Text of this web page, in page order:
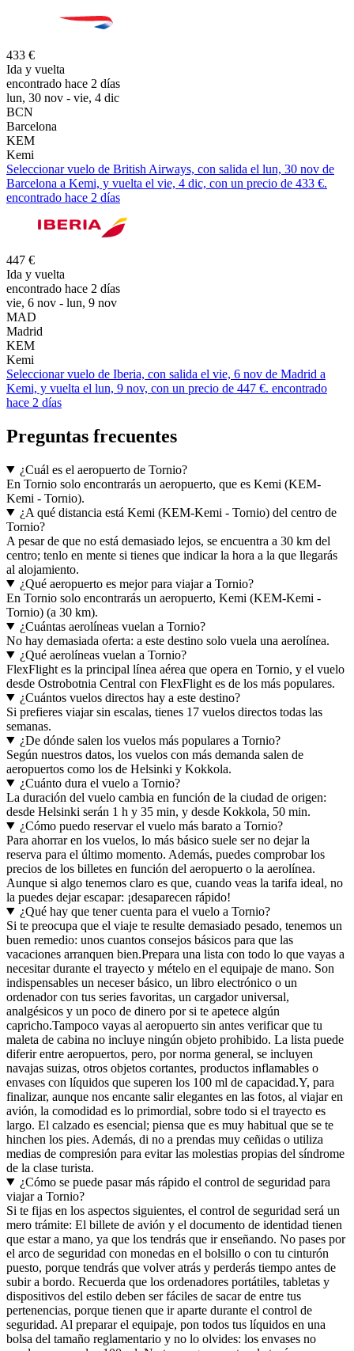
433 €
Ida y vuelta
encontrado hace 2 días
lun, 30 nov - vie, 4 dic
BCN
Barcelona
KEM
Kemi
Seleccionar vuelo de British Airways, con salida el lun, 30 nov de
Barcelona a Kemi, y vuelta el vie, 4 dic, con un precio de 433 €.
encontrado hace 2 días
447 €
Ida y vuelta
encontrado hace 2 días
vie, 6 nov - lun, 9 nov
MAD
Madrid
KEM
Kemi
Seleccionar vuelo de Iberia, con salida el vie, 6 nov de Madrid a
Kemi, y vuelta el lun, 9 nov, con un precio de 447 €. encontrado
hace 2 días
Preguntas frecuentes
¿Cuál es el aeropuerto de Tornio?
En Tornio solo encontrarás un aeropuerto, que es Kemi (KEM-
Kemi - Tornio).
¿A qué distancia está Kemi (KEM-Kemi - Tornio) del centro de
Tornio?
A pesar de que no está demasiado lejos, se encuentra a 30 km del
centro; tenlo en mente si tienes que indicar la hora a la que llegarás
al alojamiento.
¿Qué aeropuerto es mejor para viajar a Tornio?
En Tornio solo encontrarás un aeropuerto, Kemi (KEM-Kemi -
Tornio) (a 30 km).
¿Cuántas aerolíneas vuelan a Tornio?
No hay demasiada oferta: a este destino solo vuela una aerolínea.
¿Qué aerolíneas vuelan a Tornio?
FlexFlight es la principal línea aérea que opera en Tornio, y el vuelo
desde Ostrobotnia Central con FlexFlight es de los más populares.
¿Cuántos vuelos directos hay a este destino?
Si prefieres viajar sin escalas, tienes 17 vuelos directos todas las
semanas.
¿De dónde salen los vuelos más populares a Tornio?
Según nuestros datos, los vuelos con más demanda salen de
aeropuertos como los de Helsinki y Kokkola.
¿Cuánto dura el vuelo a Tornio?
La duración del vuelo cambia en función de la ciudad de origen:
desde Helsinki serán 1 h y 35 min, y desde Kokkola, 50 min.
¿Cómo puedo reservar el vuelo más barato a Tornio?
Para ahorrar en los vuelos, lo más básico suele ser no dejar la
reserva para el último momento. Además, puedes comprobar los
precios de los billetes en función del aeropuerto o la aerolínea.
Aunque si algo tenemos claro es que, cuando veas la tarifa ideal, no
la puedes dejar escapar: ¡desaparecen rápido!
¿Qué hay que tener cuenta para el vuelo a Tornio?
Si te preocupa que el viaje te resulte demasiado pesado, tenemos un
buen remedio: unos cuantos consejos básicos para que las
vacaciones arranquen bien.Prepara una lista con todo lo que vayas a
necesitar durante el trayecto y mételo en el equipaje de mano. Son
indispensables un neceser básico, un libro electrónico o un
ordenador con tus series favoritas, un cargador universal,
analgésicos y un poco de dinero por si te apetece algún
capricho.Tampoco vayas al aeropuerto sin antes verificar que tu
maleta de cabina no incluye ningún objeto prohibido. La lista puede
diferir entre aeropuertos, pero, por norma general, se incluyen
navajas suizas, otros objetos cortantes, productos inflamables o
envases con líquidos que superen los 100 ml de capacidad.Y, para
finalizar, aunque nos encante salir elegantes en las fotos, al viajar en
avión, la comodidad es lo primordial, sobre todo si el trayecto es
largo. El calzado es esencial; piensa que es muy habitual que se te
hinchen los pies. Además, di no a prendas muy ceñidas o utiliza
medias de compresión para evitar las molestias propias del síndrome
de la clase turista.
¿Cómo se puede pasar más rápido el control de seguridad para
viajar a Tornio?
Si te fijas en los aspectos siguientes, el control de seguridad será un
mero trámite: El billete de avión y el documento de identidad tienen
que estar a mano, ya que los tendrás que ir enseñando. No pases por
el arco de seguridad con monedas en el bolsillo o con tu cinturón
puesto, porque tendrás que volver atrás y perderás tiempo antes de
subir a bordo. Recuerda que los ordenadores portátiles, tabletas y
dispositivos del estilo deben ser fáciles de sacar de entre tus
pertenencias, porque tienen que ir aparte durante el control de
seguridad. Al preparar el equipaje, pon todos tus líquidos en una
bolsa del tamaño reglamentario y no lo olvides: los envases no